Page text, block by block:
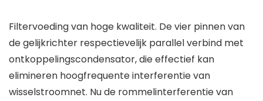
Filtervoeding van hoge kwaliteit. De vier pinnen van
de gelijkrichter respectievelijk parallel verbind met
ontkoppelingscondensator, die effectief kan
elimineren hoogfrequente interferentie van
wisselstroomnet. Nu de rommelinterferentie van